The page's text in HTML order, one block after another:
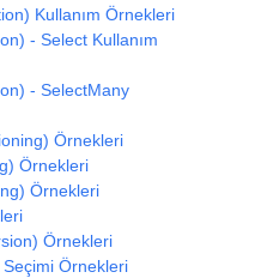
Kullanım Örnekleri
- Select Kullanım
- SelectMany
Örnekleri
Örnekleri
Örnekleri
Örnekleri
Örnekleri